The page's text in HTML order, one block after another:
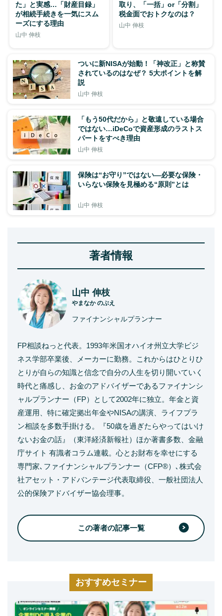
た」と実感…「財産目録」
が相続手続きを一気にスム
ーズにする理由
山中 伸枝
取り、「一括」or「分割」
税金面でおトクなのは？
山中 伸枝
ついに新NISAが始動！「神改正」と称賛
されているのはなぜ？ 5大ポイントを解
説
山中 伸枝
「もう50代だから」と敬遠している場合
ではない…iDeCoで資産形成のラストス
パートをすべき理由
山中 伸枝
保険は“お守り”ではない―必要な保険・
いらない保険を見極める“原則”とは
山中 伸枝
著者情報
山中 伸枝
やまなか のぶえ
ファイナンシャルプランナー
FP相談ねっと代表。1993年米国オハイオ州立大学ビジ
ネス学部卒業後、メーカーに勤務。これからはひとりひ
とりが自らの知識と信念で自分の人生を切り開いていく
時代と痛感し、お金のアドバイザーであるファイナンシ
ャルプランナー（FP）として2002年に独立。年金と資
産運用、特に確定拠出年金やNISAの講演、ライフプラ
ン相談を多数手掛ける。『50歳を過ぎたらやってはいけ
ないお金の話』（東洋経済新報社）ほか著書多数、金融
庁サイト 有識者コラム連載。心とお財布を幸せにする
専門家､ファイナンシャルプランナー（CFP®）､株式会
社アセット・アドバンテージ代表取締役、一般社団法人
公的保険アドバイザー協会理事。
この著者の記事一覧
おすすめセミナー